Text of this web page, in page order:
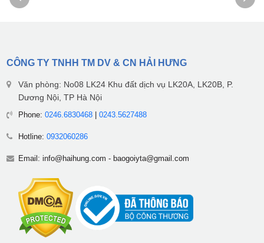
CÔNG TY TNHH TM DV & CN HẢI HƯNG
Văn phòng: No08 LK24 Khu đất dịch vụ LK20A, LK20B, P.
Dương Nội, TP Hà Nội
Phone: 0246.6830468| 0243.5627488
Hotline: 0932060286
Email: info@haihung.com - baogoiyta@gmail.com